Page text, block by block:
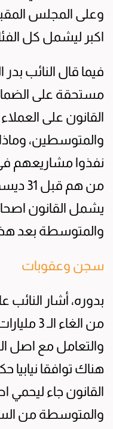
وعلى المجلس
اكبر ليشمل كل
فيما قال النائب
مستحقة على
القانون على
والمتوسطين،
نفذوا مشاريعهم
من هم
يشمل القانون
والمتوسطة بعد هذا
سجن وعقوبات
بدوره، أشار النائب
من الغاء
والتعامل مع اصل
هناك توافقا نيابيا
القانون جاء ليحمي
والمتوسطة من